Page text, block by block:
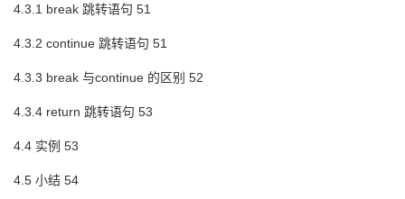
4.3.1 break 跳转语句 51
4.3.2 continue 跳转语句 51
4.3.3 break 与continue 的区别 52
4.3.4 return 跳转语句 53
4.4 实例 53
4.5 小结 54